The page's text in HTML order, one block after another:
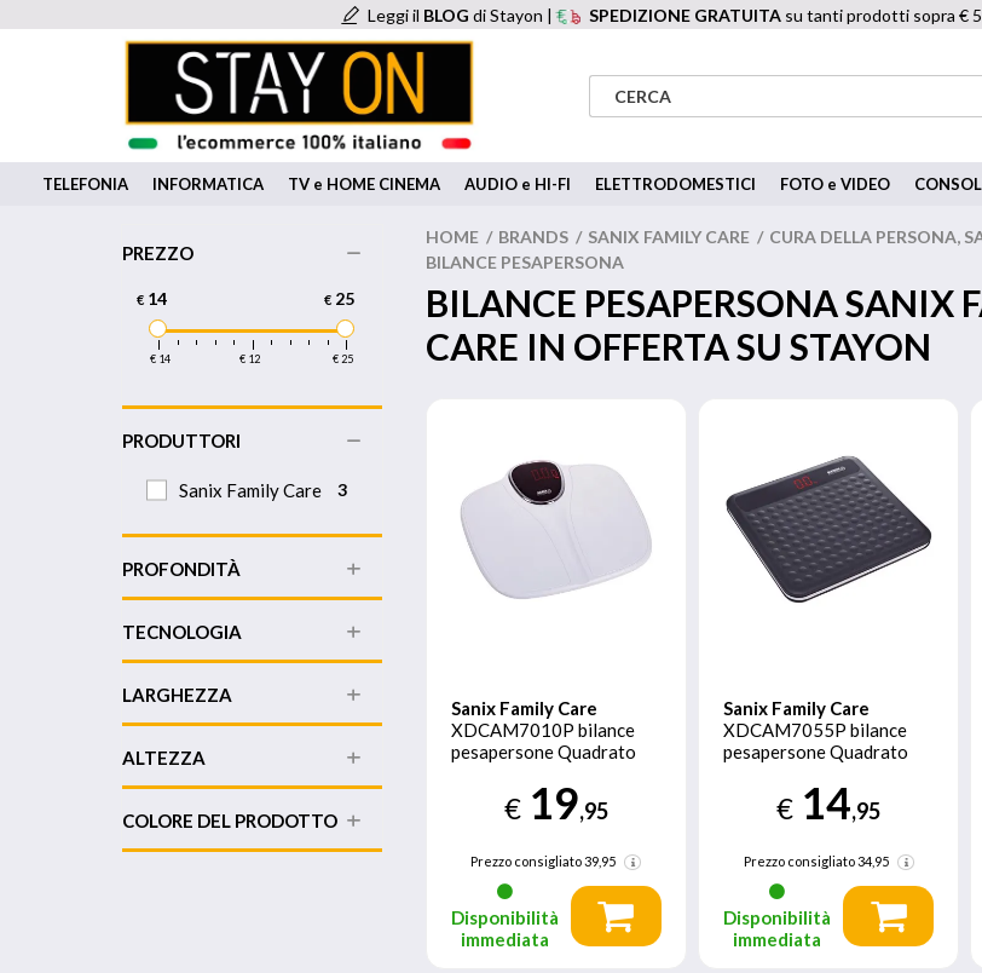
Leggi il BLOG di Stayon | SPEDIZIONE GRATUITA su tanti prodotti sopra €
TELEFONIA INFORMATICA TV e HOME CINEMA AUDIO e HI-FI ELETTRODOMESTICI FOTO e VIDEO
HOME / BRANDS / SANIX FAMILY CARE / CURA DELLA PERSONA,
BILANCE PESAPERSONA
BILANCE PESAPERSONA SANIX
CARE IN OFFERTA SU STAYON
Sanix Family Care
XDCAM7010P bilance
pesapersone Quadrato
pesapersone elettronica
€ 19,95
Prezzo consigliato39,95
Disponibilità
immediata
Sanix Family Care
XDCAM7055P bilance
pesapersone Quadrato
pesapersone elettronica
€ 14,95
Prezzo consigliato34,95
Disponibilità
immediata
PREZZO
€ 14 € 12 € 25
€14 €25
PRODUTTORI
Sanix Family Care 3
PROFONDITÀ
TECNOLOGIA
LARGHEZZA
ALTEZZA
COLORE DEL PRODOTTO